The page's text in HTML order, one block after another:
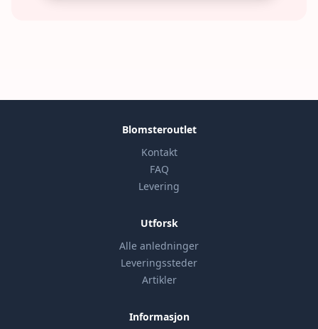
Blomsteroutlet
Kontakt
FAQ
Levering
Utforsk
Alle anledninger
Leveringssteder
Artikler
Informasjon